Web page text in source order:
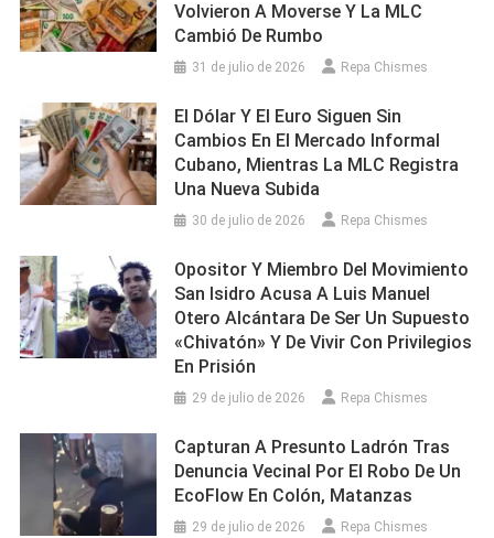
Volvieron A Moverse Y La MLC
Cambió De Rumbo
31 de julio de 2026 Repa Chismes
El Dólar Y El Euro Siguen Sin
Cambios En El Mercado Informal
Cubano, Mientras La MLC Registra
Una Nueva Subida
30 de julio de 2026 Repa Chismes
Opositor Y Miembro Del Movimiento
San Isidro Acusa A Luis Manuel
Otero Alcántara De Ser Un Supuesto
«chivatón» Y De Vivir Con Privilegios
En Prisión
29 de julio de 2026 Repa Chismes
Capturan A Presunto Ladrón Tras
Denuncia Vecinal Por El Robo De Un
EcoFlow En Colón, Matanzas
29 de julio de 2026 Repa Chismes